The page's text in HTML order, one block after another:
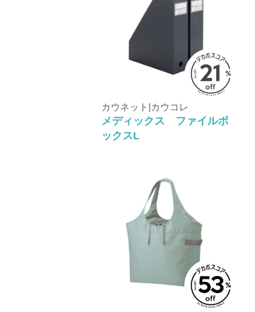
カウネット|カウコレ
メディックス ファイルボ
ックスL